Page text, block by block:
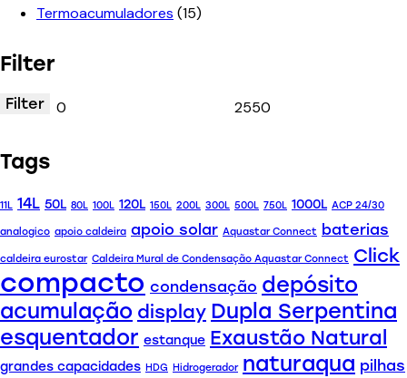
Termoacumuladores (15)
Filter
Filter
Tags
11L 14L 50L 80L 100L 120L 150L 200L 300L 500L 750L 1000L ACP 24/30
analogico apoio caldeira apoio solar Aquastar Connect baterias
caldeira eurostar Caldeira Mural de Condensação Aquastar Connect Click
compacto condensação depósito
acumulação display Dupla Serpentina
esquentador estanque Exaustão Natural
grandes capacidades HDG Hidrogerador naturaqua pilhas